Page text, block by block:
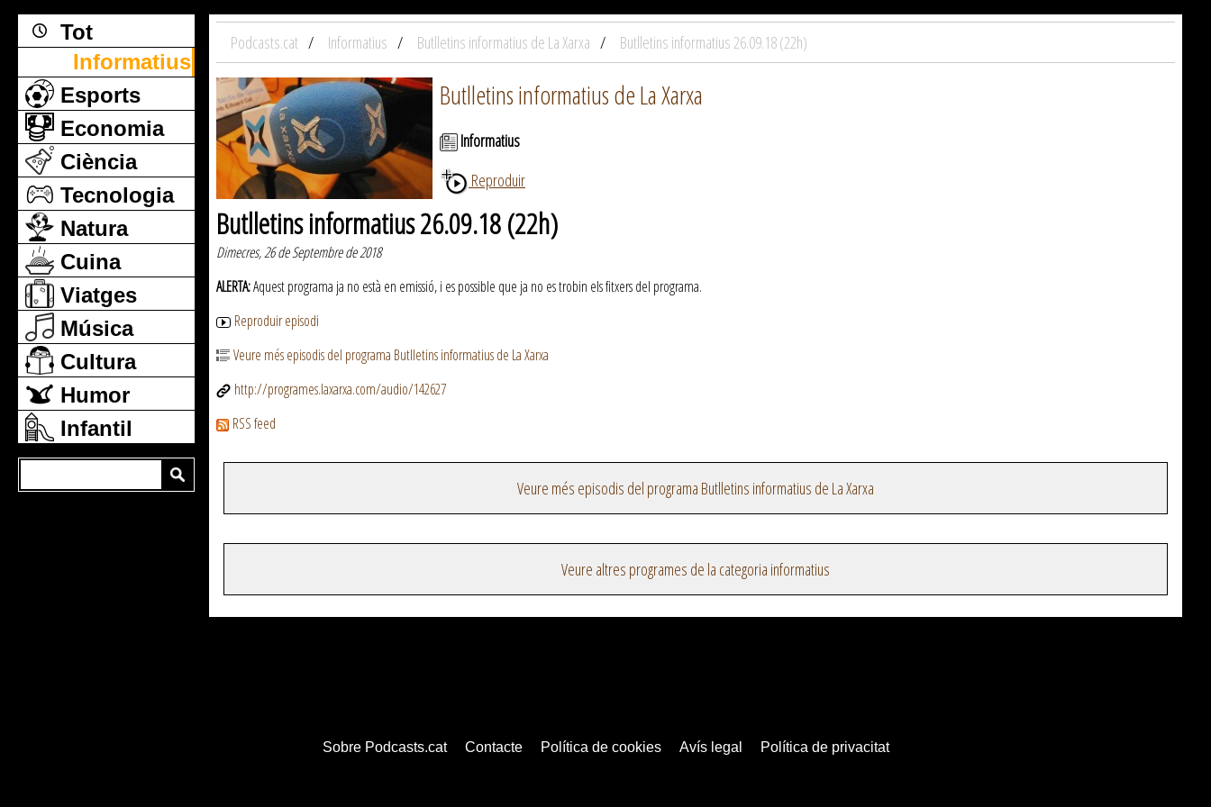
Tot
Informatius
Esports
Economia
Ciència
Tecnologia
Natura
Cuina
Viatges
Música
Cultura
Humor
Infantil
Podcasts.cat Informatius Butlletins informatius de La Xarxa Butlletins informatius 26.09.18 (22h)
Butlletins informatius de La Xarxa
Informatius
Reproduir
Butlletins informatius 26.09.18 (22h)
Dimecres, 26 de Septembre de 2018
ALERTA:Aquest programa ja no està en emissió, i es possible que ja no es trobin els fitxers del programa.
Reproduir episodi
Veure més episodis del programa Butlletins informatius de La Xarxa
http://programes.laxarxa.com/audio/142627
RSS feed
Veure més episodis del programa Butlletins informatius de La Xarxa
Veure altres programes de la categoria informatius
Sobre Podcasts.cat Contacte Política de cookies Avís legal Política de privacitat